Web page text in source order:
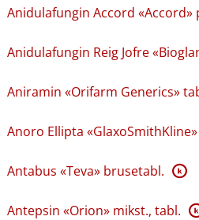
Anidulafungin Accord «Accord»
Anidulafungin Reig Jofre
Aniramin «Orifarm Generics»
Anoro Ellipta
Antabus «Teva» brusetabl. K
Antepsin «Orion» mikst., tabl. K